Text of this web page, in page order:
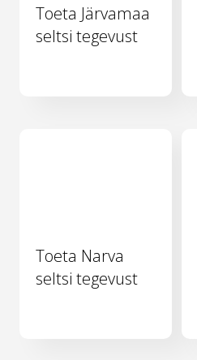
Toeta Järvamaa
seltsi tegevust
Toeta Narva
seltsi tegevust